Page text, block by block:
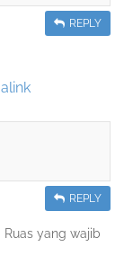
REPLY
REPLY
Ruas yang wajib